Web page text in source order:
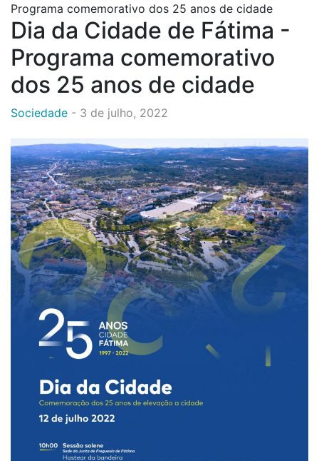
Programa comemorativo dos 25 anos de cidade
Dia da Cidade de Fátima -
Programa comemorativo
dos 25 anos de cidade
Sociedade - 3 de julho, 2022